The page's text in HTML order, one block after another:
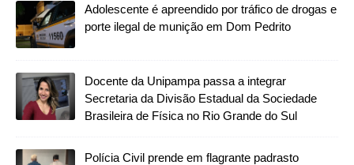
Adolescente é apreendido por tráfico de drogas e
porte ilegal de munição em Dom Pedrito
Docente da Unipampa passa a integrar
Secretaria da Divisão Estadual da Sociedade
Brasileira de Física no Rio Grande do Sul
Polícia Civil prende em flagrante padrasto